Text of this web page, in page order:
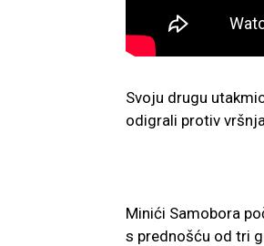
Svoju drugu
odigrali protiv
Minići Samobora
s prednošću od tri